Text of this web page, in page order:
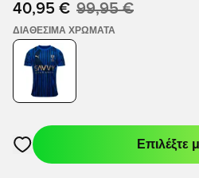
40,95 € 99,95 €
ΔΙΑΘΈΣΙΜΑ ΧΡΏΜΑΤΑ
Ανοίγει ένα Modal για να
Επιλέξτε